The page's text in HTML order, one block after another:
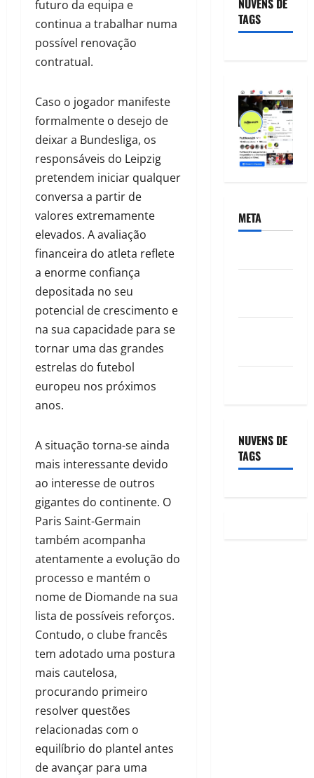
futuro da equipa e
continua a trabalhar numa
possível renovação
contratual.
Caso o jogador manifeste
formalmente o desejo de
deixar a Bundesliga, os
responsáveis do Leipzig
pretendem iniciar qualquer
conversa a partir de
valores extremamente
elevados. A avaliação
financeira do atleta reflete
a enorme confiança
depositada no seu
potencial de crescimento e
na sua capacidade para se
tornar uma das grandes
estrelas do futebol
europeu nos próximos
anos.
A situação torna-se ainda
mais interessante devido
ao interesse de outros
gigantes do continente. O
Paris Saint-Germain
também acompanha
atentamente a evolução do
processo e mantém o
nome de Diomande na sua
lista de possíveis reforços.
Contudo, o clube francês
tem adotado uma postura
mais cautelosa,
procurando primeiro
resolver questões
relacionadas com o
equilíbrio do plantel antes
de avançar para uma
NUVENS DE
TAGS
META
NUVENS DE
TAGS